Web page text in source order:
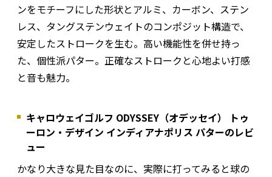
ンをモチーフにした形状とアルミ、カーボン、ステン
レス、タングステンウェイトのコンポジット構造で、
安定したストロークを生む。高い機能性を併せ持っ
た、個性派パター。正確なストロークと心地よい打感
と音も魅力。
キャロウェイゴルフ ODYSSEY（オデッセイ） トゥ
ーロン・デザイン インディアナポリス パターのレビ
ュー
かなり大きな見た目なのに、実際に打ってみると球の